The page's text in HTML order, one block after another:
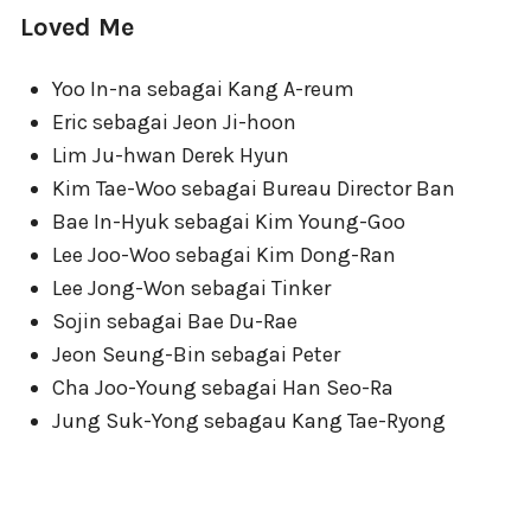
Loved Me
Yoo In-na sebagai Kang A-reum
Eric sebagai Jeon Ji-hoon
Lim Ju-hwan Derek Hyun
Kim Tae-Woo sebagai Bureau Director Ban
Bae In-Hyuk sebagai Kim Young-Goo
Lee Joo-Woo sebagai Kim Dong-Ran
Lee Jong-Won sebagai Tinker
Sojin sebagai Bae Du-Rae
Jeon Seung-Bin sebagai Peter
Cha Joo-Young sebagai Han Seo-Ra
Jung Suk-Yong sebagau Kang Tae-Ryong